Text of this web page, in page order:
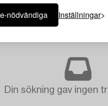
nödvändiga Inställningar
Din sökning gav ingen